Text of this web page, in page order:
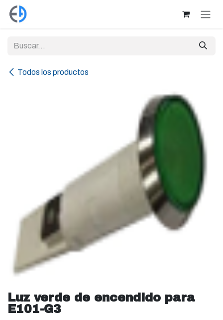
Ir al contenido
Todos los productos
Luz verde de encendido para
E101-G3